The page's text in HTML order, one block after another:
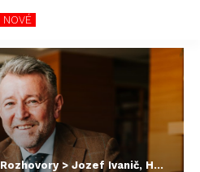
NOVÉ
Rozhovory>Jozef Ivanič, Hotel Lesná: Ak chceš niečo zmeniť, musíš sa najprv zmeniť sám